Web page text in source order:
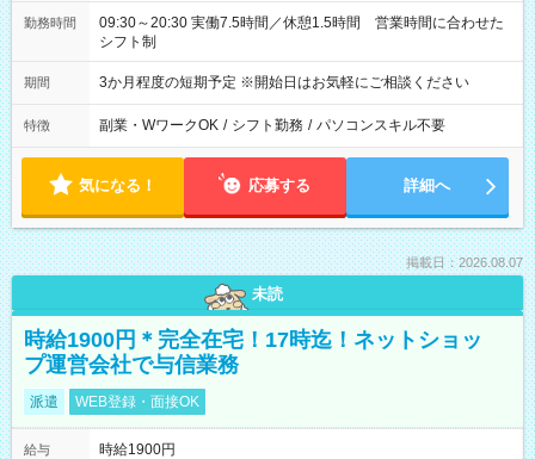
勤務時間
09:30～20:30 実働7.5時間／休憩1.5時間 営業時間に合わせた
シフト制
期間 3か月程度の短期予定 ※開始日はお気軽にご相談ください
特徴 副業・WワークOK / シフト勤務 / パソコンスキル不要
気になる！ 応募する 詳細へ
掲載日：2026.08.07
未読
時給1900円＊完全在宅！17時迄！ネットショッ
プ運営会社で与信業務
派遣 WEB登録・面接OK
給与
時給1900円